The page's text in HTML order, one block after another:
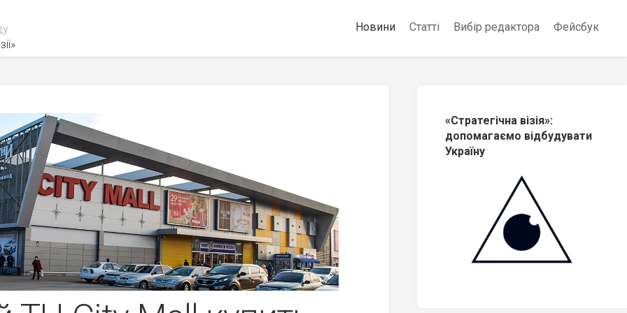
Новини Статті Вибір редактора Фейсбук
«Стратегічна візія»:
допомагаємо відбудувати
Україну